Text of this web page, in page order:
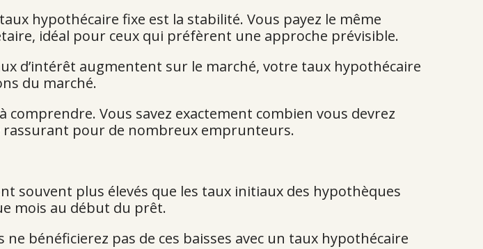
hypothécaire fixe est la stabilité. Vous payez le même
idéal pour ceux qui préfèrent une approche prévisible.
d’intérêt augmentent sur le marché, votre taux hypothécaire
du marché.
comprendre. Vous savez exactement combien vous devrez
pour de nombreux emprunteurs.
souvent plus élevés que les taux initiaux des hypothèques
mois au début du prêt.
ne bénéficierez pas de ces baisses avec un taux hypothécaire